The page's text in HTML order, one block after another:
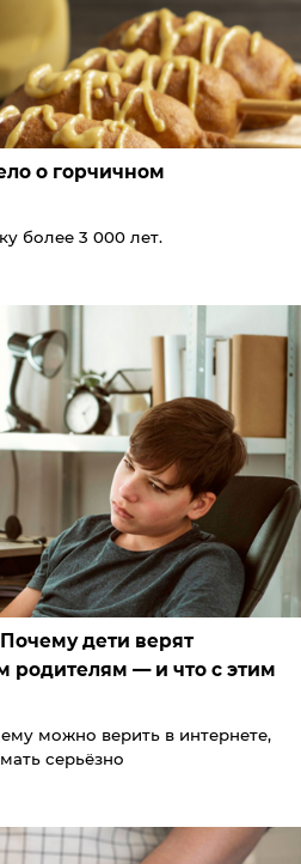
о горчичном
более 3 000 лет.
дети верят
родителям — и что с этим
можно верить в интернете,
серьёзно